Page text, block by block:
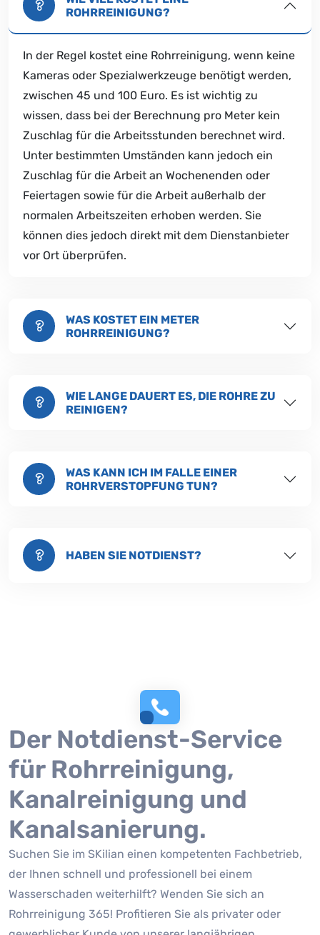
ROHRREINIGUNG?
In der Regel kostet eine Rohrreinigung, wenn keine
Kameras oder Spezialwerkzeuge benötigt werden,
zwischen 45 und 100 Euro. Es ist wichtig zu
wissen, dass bei der Berechnung pro Meter kein
Zuschlag für die Arbeitsstunden berechnet wird.
Unter bestimmten Umständen kann jedoch ein
Zuschlag für die Arbeit an Wochenenden oder
Feiertagen sowie für die Arbeit außerhalb der
normalen Arbeitszeiten erhoben werden. Sie
können dies jedoch direkt mit dem Dienstanbieter
vor Ort überprüfen.
WAS KOSTET EIN METER
ROHRREINIGUNG?
WIE LANGE DAUERT ES, DIE ROHRE ZU
REINIGEN?
WAS KANN ICH IM FALLE EINER
ROHRVERSTOPFUNG TUN?
HABEN SIE NOTDIENST?
Der Notdienst-Service
für Rohrreinigung,
Kanalreinigung und
Kanalsanierung.
Suchen Sie im SKilian einen kompetenten Fachbetrieb,
der Ihnen schnell und professionell bei einem
Wasserschaden weiterhilft? Wenden Sie sich an
Rohrreinigung 365! Profitieren Sie als privater oder